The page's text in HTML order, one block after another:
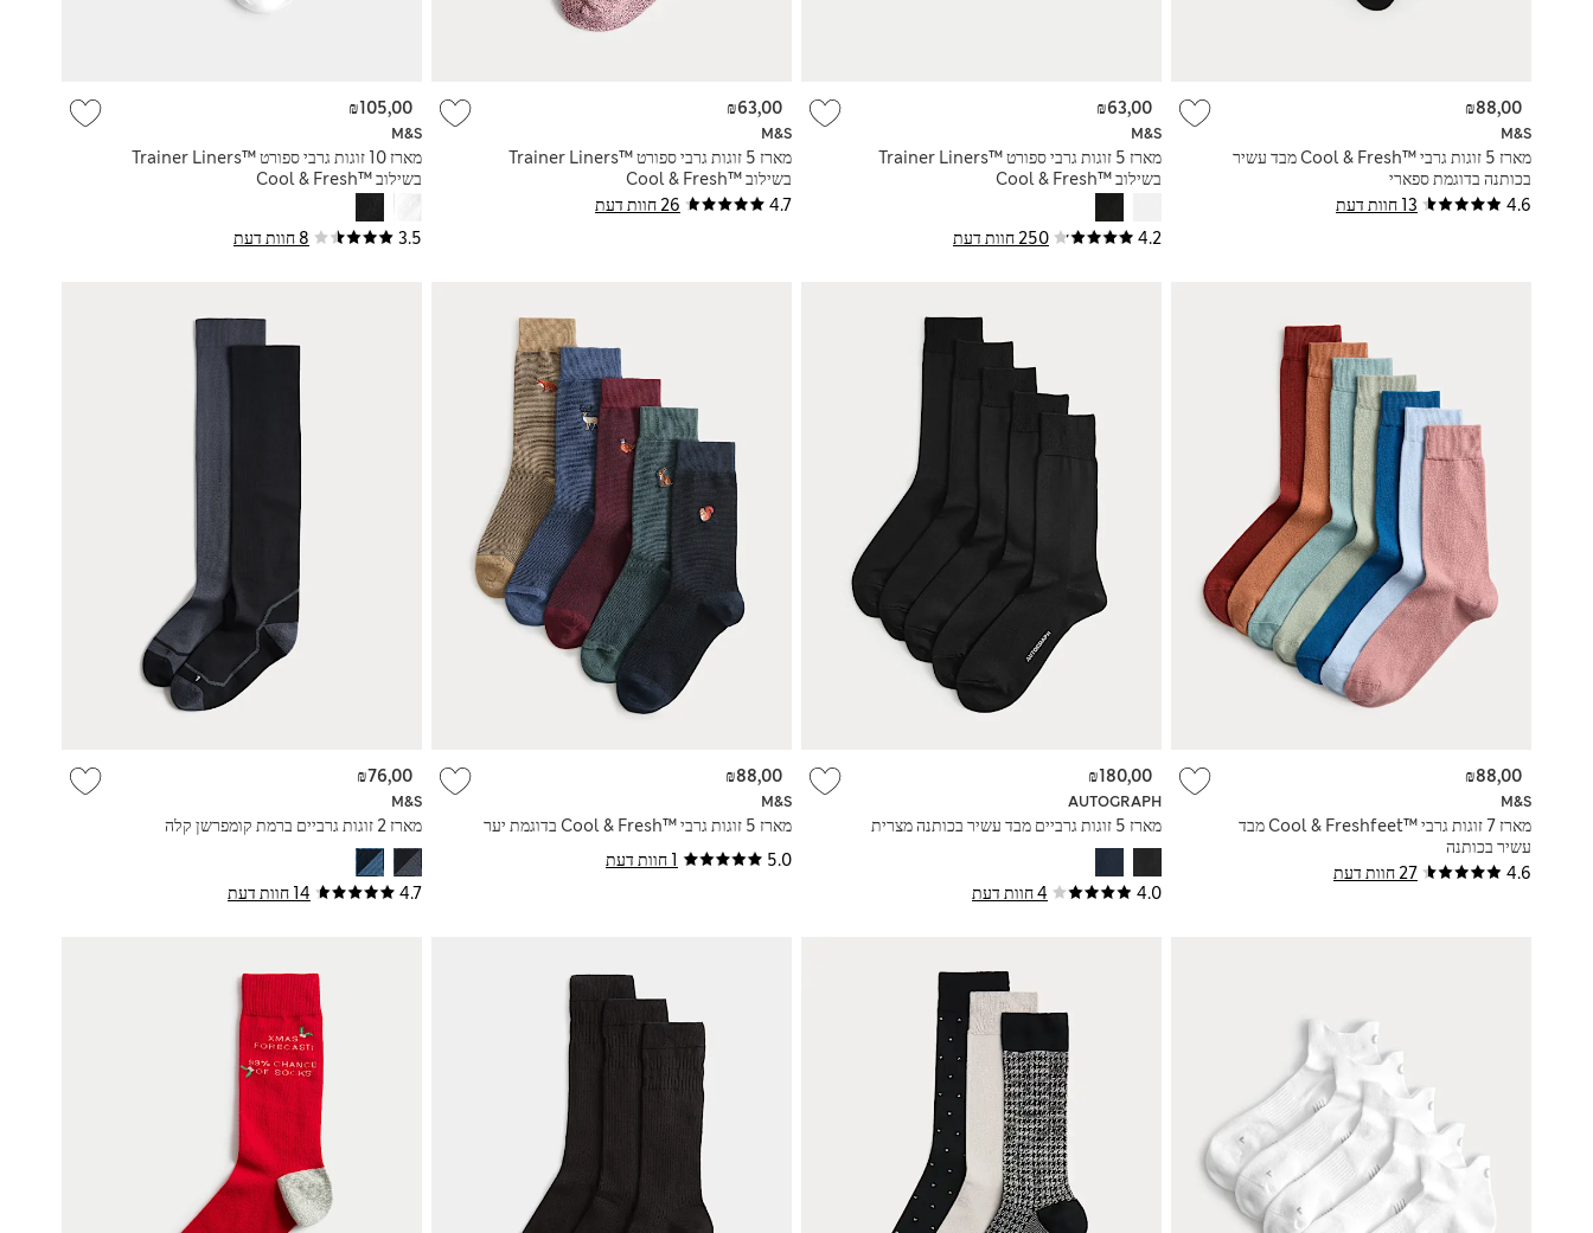
4.6 13 חוות דעת
M&S
מארז 5 זוגות גרבי Cool & Fresh™‎ מבד עשיר
בכותנה בדוגמת ספארי
₪88,00
4.2 250 חוות דעת
M&S
מארז 5 זוגות גרבי ספורט ™Trainer Liners
בשילוב Cool & Fresh™‎
₪63,00
4.7 26 חוות דעת
M&S
מארז 5 זוגות גרבי ספורט ™Trainer Liners
בשילוב Cool & Fresh™‎
₪63,00
3.5 8 חוות דעת
M&S
מארז 10 זוגות גרבי ספורט ™Trainer Liners
בשילוב Cool & Fresh™‎
₪105,00
4.6 27 חוות דעת
M&S
מארז 7 זוגות גרבי Cool & Freshfeet™‎ מבד
עשיר בכותנה
₪88,00
4.0 4 חוות דעת
AUTOGRAPH
מארז 5 זוגות גרביים מבד עשיר בכותנה מצרית
₪180,00
5.0 1 חוות דעת
M&S
מארז 5 זוגות גרבי Cool & Fresh™‎ בדוגמת יער
₪88,00
4.7 14 חוות דעת
M&S
מארז 2 זוגות גרביים ברמת קומפרשן קלה
₪76,00